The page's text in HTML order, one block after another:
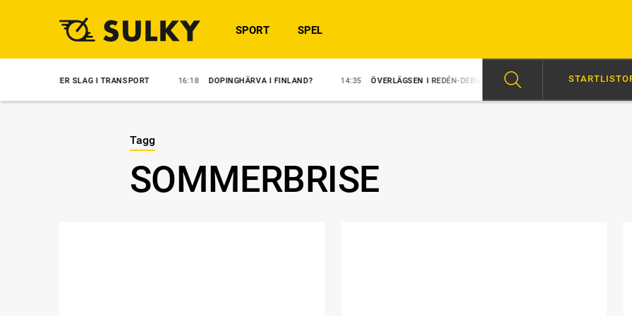
SPORT SPEL
SLAG I TRANSPORT 16:18 DOPINGHÄRVA I FINLAND? 14:35 ÖVERLÄGSEN I REDÉN-DEBUT 14:31 MAJBLOMSTER KOM LÖS EFTER
Tagg
SOMMERBRISE